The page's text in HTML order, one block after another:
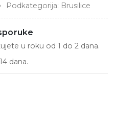
Podkategorija: Brusilice
u roku od 1 do 2 dana.
dana.